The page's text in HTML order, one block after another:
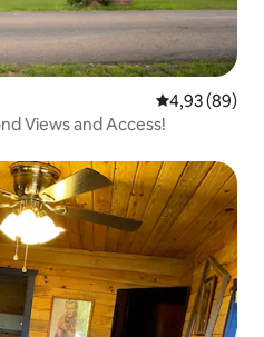
Prosječna
4,93 (89)
Views and Access!